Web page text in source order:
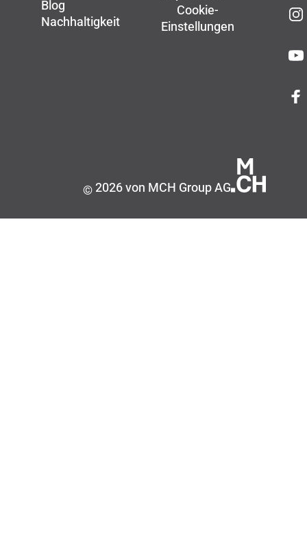
Blog
Nachhaltigkeit
Cookie-
Einstellungen
©2026 von MCH Group AG